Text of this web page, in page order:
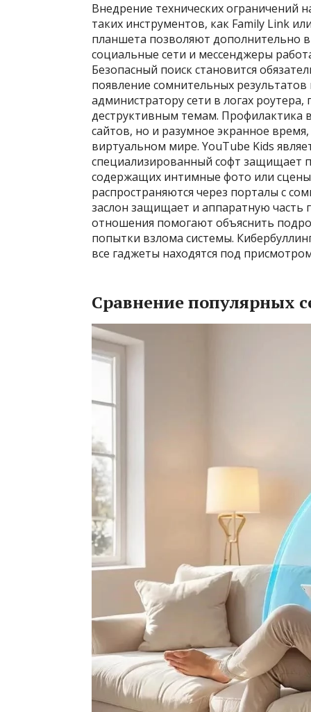
Внедрение технических ограничений
таких инструментов, как Family Link
планшета позволяют дополнительно
социальные сети и мессенджеры
Безопасный поиск становится
появление сомнительных
администратору сети в логах
деструктивным темам. Профилактика
сайтов, но и разумное экранное
виртуальном мире. YouTube Kids
специализированный софт защищает
содержащих интимные фото или
распространяются через порталы с
заслон защищает и аппаратную часть
отношения помогают объяснить
попытки взлома системы.
все гаджеты находятся под
Сравнение популярных